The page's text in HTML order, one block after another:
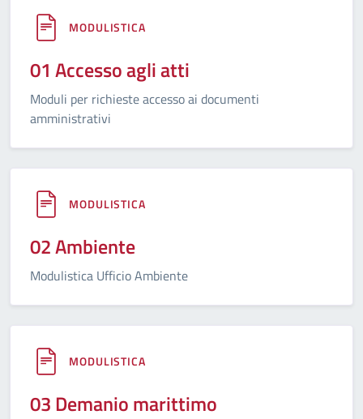
MODULISTICA
01 Accesso agli atti
Moduli per richieste accesso ai documenti
amministrativi
MODULISTICA
02 Ambiente
Modulistica Ufficio Ambiente
MODULISTICA
03 Demanio marittimo